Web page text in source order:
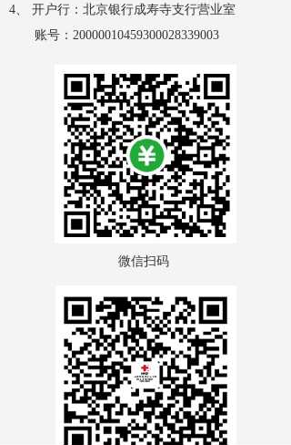
4、 开户行：北京银行成寿寺支行营业室
账号： 20000010459300028339003
微信扫码